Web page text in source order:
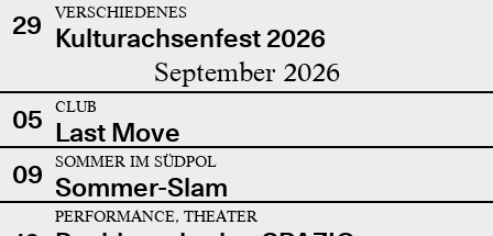
29 VERSCHIEDENES
Kulturachsenfest 2026
September 2026
05 CLUB
Last Move
09
SOMMER IM SÜDPOL
Sommer-Slam
PERFORMANCE, THEATER